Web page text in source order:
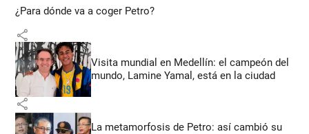
¿Para dónde va a coger Petro?
share
Visita mundial en Medellín: el campeón del
mundo, Lamine Yamal, está en la ciudad
share
La metamorfosis de Petro: así cambió su